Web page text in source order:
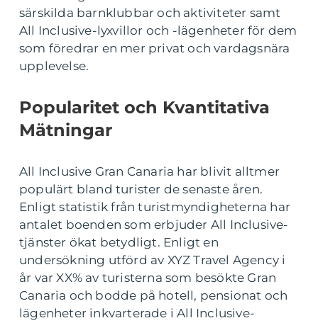
särskilda barnklubbar och aktiviteter samt
All Inclusive-lyxvillor och -lägenheter för dem
som föredrar en mer privat och vardagsnära
upplevelse.
Popularitet och Kvantitativa
Mätningar
All Inclusive Gran Canaria har blivit alltmer
populärt bland turister de senaste åren.
Enligt statistik från turistmyndigheterna har
antalet boenden som erbjuder All Inclusive-
tjänster ökat betydligt. Enligt en
undersökning utförd av XYZ Travel Agency i
år var XX% av turisterna som besökte Gran
Canaria och bodde på hotell, pensionat och
lägenheter inkvarterade i All Inclusive-